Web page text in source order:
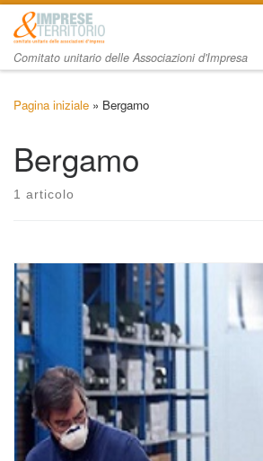
Passa al contenuto
Comitato unitario delle Associazioni d'Impresa
Pagina iniziale » Bergamo
Bergamo
1 articolo